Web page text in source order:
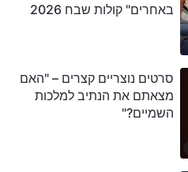
באחרים" קולות שבח 2026
סרטים נוצריים קצרים – "האם
מצאתם את הנתיב למלכות
השמיים?"